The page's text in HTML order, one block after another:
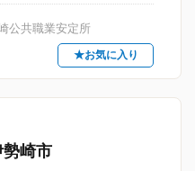
公共職業安定所
★お気に入り
勢崎市